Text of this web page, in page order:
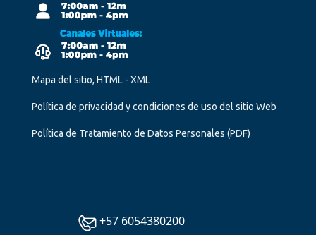
Mapa del sitio, HTML - XML
Política de privacidad y condiciones de uso del sitio Web
Política de Tratamiento de Datos Personales (PDF)
+57 6054380200